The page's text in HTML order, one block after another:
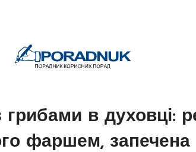
грибами в духовці:
фаршем, запечена